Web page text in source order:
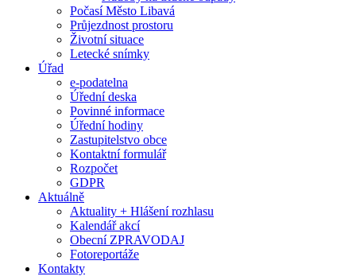
Počasí Město Libavá
Průjezdnost prostoru
Životní situace
Letecké snímky
Úřad
e-podatelna
Úřední deska
Povinné informace
Úřední hodiny
Zastupitelstvo obce
Kontaktní formulář
Rozpočet
GDPR
Aktuálně
Aktuality + Hlášení rozhlasu
Kalendář akcí
Obecní ZPRAVODAJ
Fotoreportáže
Kontakty